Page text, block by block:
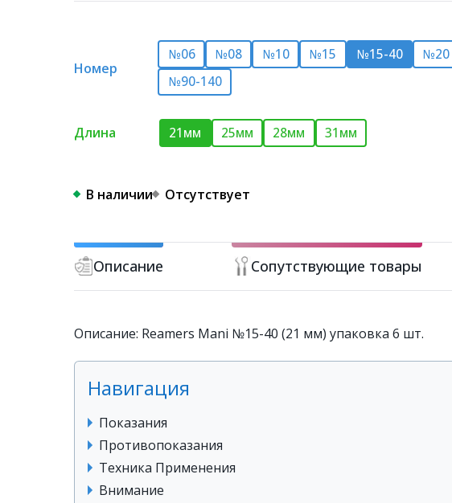
Номер
№06 №08 №10 №15 №15-40 №20
№90-140
Длина 21мм 25мм 28мм 31мм
В наличии Отсутствует
Описание Сопутствующие товары
Описание: Reamers Mani №15-40 (21 мм) упаковка 6 шт.
Навигация
Показания
Противопоказания
Техника Применения
Внимание